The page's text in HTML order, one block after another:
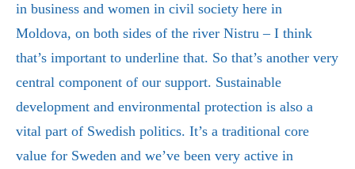
in business and women in civil society here in
Moldova, on both sides of the river Nistru – I think
that’s important to underline that. So that’s another very
central component of our support. Sustainable
development and environmental protection is also a
vital part of Swedish politics. It’s a traditional core
value for Sweden and we’ve been very active in